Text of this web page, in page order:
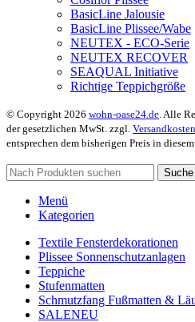
BasicLine Jalousie
BasicLine Plissee/Wabe
NEUTEX - ECO-Serie
NEUTEX RECOVER
SEAQUAL Initiative
Richtige Teppichgröße
© Copyright 2026 wohn-oase24.de . Alle
der gesetzlichen MwSt. zzgl. Versandkosten
entsprechen dem bisherigen Preis in
Suche
Menü
Kategorien
Textile Fensterdekorationen
Plissee Sonnenschutzanlagen
Teppiche
Stufenmatten
Schmutzfang Fußmatten &
SALENEU